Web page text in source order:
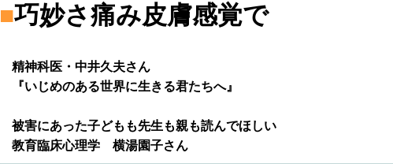
■巧妙さ痛み皮膚感覚で
精神科医・中井久夫さん
『いじめのある世界に生きる君たちへ』
被害にあった子どもも先生も親も読んでほしい
教育臨床心理学 横湯園子さん